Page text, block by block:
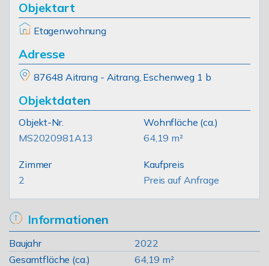
Objektart
Etagenwohnung
Adresse
87648 Aitrang - Aitrang, Eschenweg 1 b
Objektdaten
Objekt-Nr.
MS2020981A13
Wohnfläche (ca.)
64,19 m²
Zimmer
2
Kaufpreis
Preis auf Anfrage
Informationen
Baujahr
2022
Gesamtfläche (ca.)
64,19 m²